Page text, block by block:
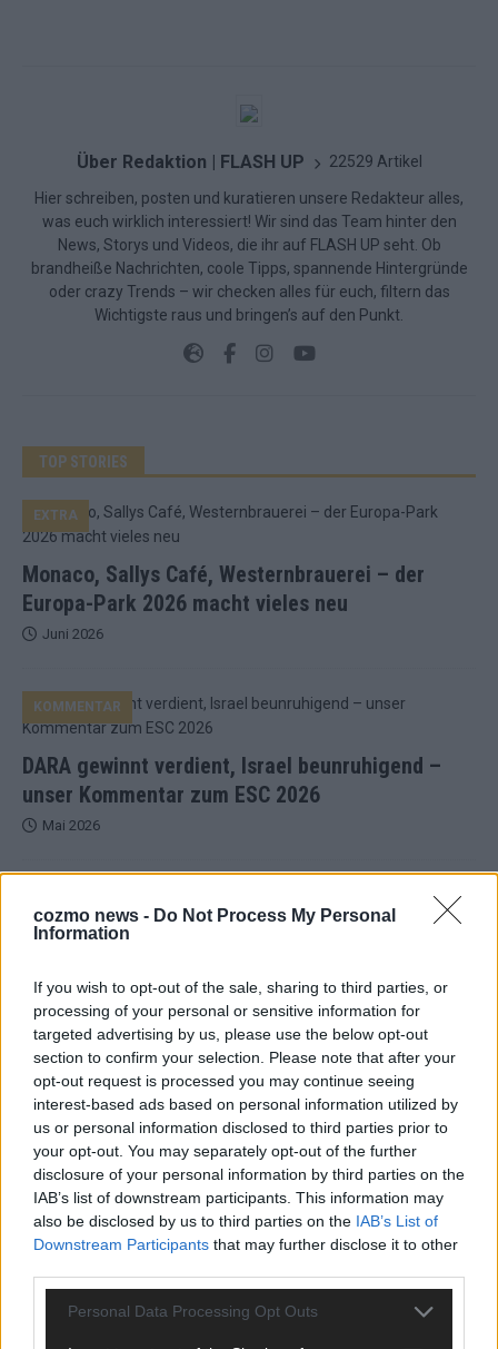
cozmo news - Do Not Process My Personal
Information
If you wish to opt-out of the sale, sharing to third parties, or
processing of your personal or sensitive information for
targeted advertising by us, please use the below opt-out
section to confirm your selection. Please note that after your
opt-out request is processed you may continue seeing
interest-based ads based on personal information utilized by
us or personal information disclosed to third parties prior to
your opt-out. You may separately opt-out of the further
disclosure of your personal information by third parties on the
IAB’s list of downstream participants. This information may
also be disclosed by us to third parties on the IAB’s List of
Downstream Participants that may further disclose it to other
Personal Data Processing Opt Outs
Über Redaktion | FLASH UP 22529 Artikel
Hier schreiben, posten und kuratieren unsere Redakteur alles,
was euch wirklich interessiert! Wir sind das Team hinter den
News, Storys und Videos, die ihr auf FLASH UP seht. Ob
brandheiße Nachrichten, coole Tipps, spannende Hintergründe
oder crazy Trends – wir checken alles für euch, filtern das
Wichtigste raus und bringen’s auf den Punkt.
TOP STORIES
Monaco, Sallys Café, Westernbrauerei – der
Europa-Park 2026 macht vieles neu
EXTRA
Juni 2026
DARA gewinnt verdient, Israel beunruhigend –
unser Kommentar zum ESC 2026
KOMMENTAR
Mai 2026
ESC-Finale morgen: Finnland Favorit, Australien
aufgestiegen – alle 25 Acts im Kurzcheck
KOMMENTAR
JJ hat den Abend gerettet – der Rest des ESC-Halbfinales
war solide, aber kein Feuerwerk
Mai 2026
EXTRA
ESC-Halbfinale 2: Das sagen die Wettquoten – vier sicher,
sechs zittern, einer chancenlos!
KOMMENTAR
Wer zahlt, steht im Finale – ist das beim ESC wirklich fair?